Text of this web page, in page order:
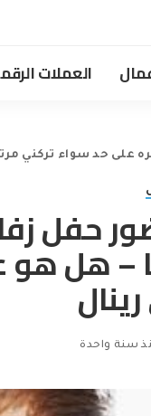
العملات
حد سواء تركني
حفل
– هل هو
سنة واحدة